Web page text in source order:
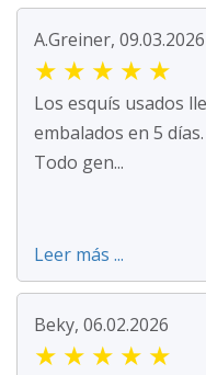
A.Greiner, 09.03.2026
★ ★ ★ ★ ★
Los esquís usados
embalados en 5
Todo gen...
Leer más ...
Beky, 06.02.2026
★ ★ ★ ★ ★